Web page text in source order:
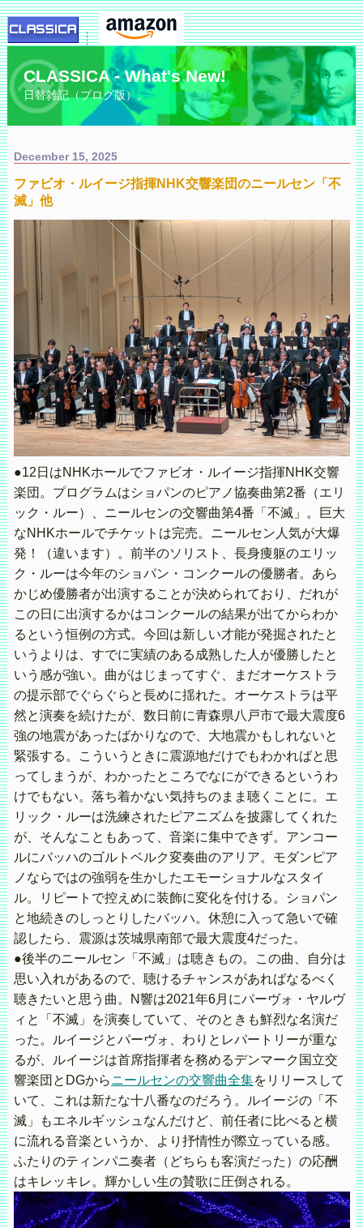
CLASSICA - What's New!
日替雑記（ブログ版）。
December 15, 2025
ファビオ・ルイージ指揮NHK交響楽団のニールセン「不
滅」他
●12日はNHKホールでファビオ・ルイージ指揮NHK交響
楽団。プログラムはショパンのピアノ協奏曲第2番（エリ
ック・ルー）、ニールセンの交響曲第4番「不滅」。巨大
なNHKホールでチケットは完売。ニールセン人気が大爆
発！（違います）。前半のソリスト、長身痩躯のエリッ
ク・ルーは今年のショパン・コンクールの優勝者。あら
かじめ優勝者が出演することが決められており、だれが
この日に出演するかはコンクールの結果が出てからわか
るという恒例の方式。今回は新しい才能が発掘されたと
いうよりは、すでに実績のある成熟した人が優勝したと
いう感が強い。曲がはじまってすぐ、まだオーケストラ
の提示部でぐらぐらと長めに揺れた。オーケストラは平
然と演奏を続けたが、数日前に青森県八戸市で最大震度6
強の地震があったばかりなので、大地震かもしれないと
緊張する。こういうときに震源地だけでもわかればと思
ってしまうが、わかったところでなにができるというわ
けでもない。落ち着かない気持ちのまま聴くことに。エ
リック・ルーは洗練されたピアニズムを披露してくれた
が、そんなこともあって、音楽に集中できず。アンコー
ルにバッハのゴルトベルク変奏曲のアリア。モダンピア
ノならではの強弱を生かしたエモーショナルなスタイ
ル。リピートで控えめに装飾に変化を付ける。ショパン
と地続きのしっとりしたバッハ。休憩に入って急いで確
認したら、震源は茨城県南部で最大震度4だった。
●後半のニールセン「不滅」は聴きもの。この曲、自分は
思い入れがあるので、聴けるチャンスがあればなるべく
聴きたいと思う曲。N響は2021年6月にパーヴォ・ヤルヴ
ィと「不滅」を演奏していて、そのときも鮮烈な名演だ
った。ルイージとパーヴォ、わりとレパートリーが重な
るが、ルイージは首席指揮者を務めるデンマーク国立交
響楽団とDGからニールセンの交響曲全集をリリースして
いて、これは新たな十八番なのだろう。ルイージの「不
滅」もエネルギッシュなんだけど、前任者に比べると横
に流れる音楽というか、より抒情性が際立っている感。
ふたりのティンパニ奏者（どちらも客演だった）の応酬
はキレッキレ。輝かしい生の賛歌に圧倒される。